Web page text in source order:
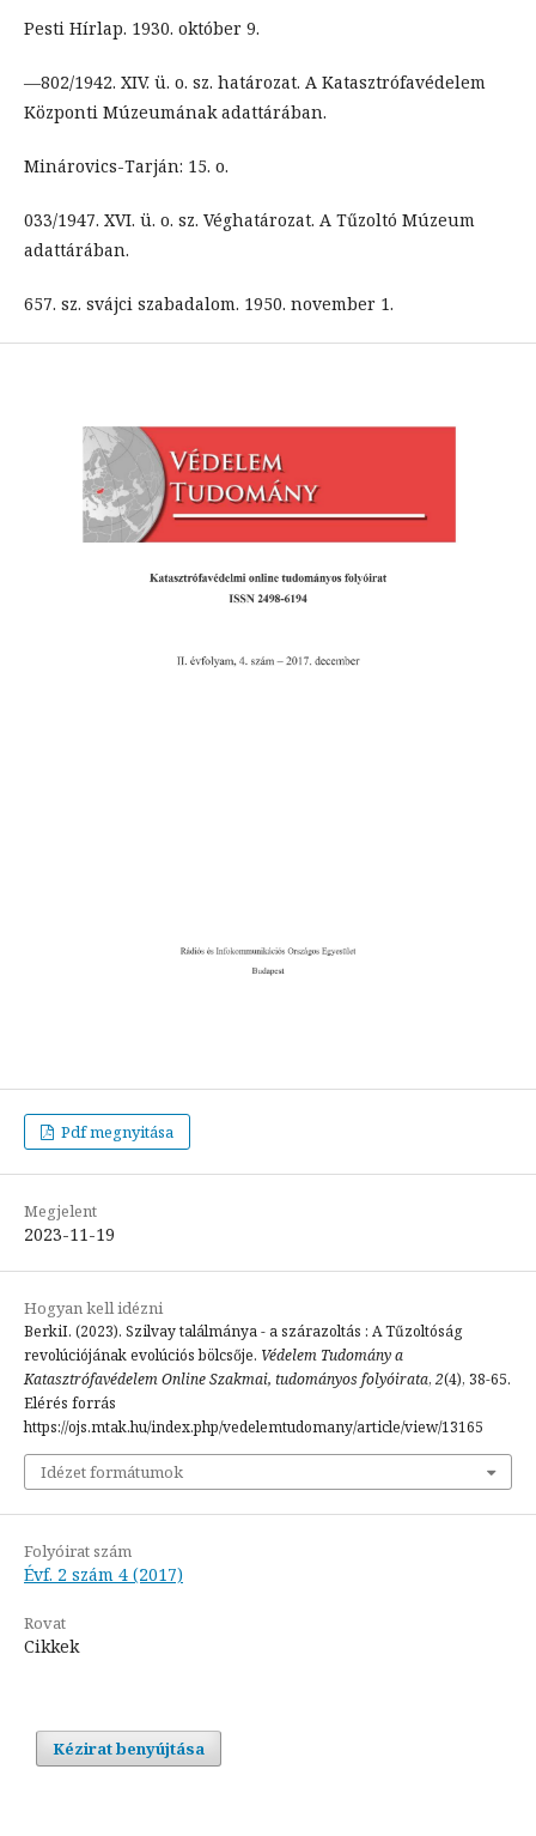
Pesti Hírlap. 1930. október 9.
—802/1942. XIV. ü. o. sz. határozat. A Katasztrófavédelem
Központi Múzeumának adattárában.
Minárovics-Tarján: 15. o.
033/1947. XVI. ü. o. sz. Véghatározat. A Tűzoltó Múzeum
adattárában.
657. sz. svájci szabadalom. 1950. november 1.
Pdf megnyitása
Megjelent
2023-11-19
Hogyan kell idézni
BerkiI. (2023). Szilvay találmánya - a szárazoltás : A Tűzoltóság
revolúciójának evolúciós bölcsője. Védelem Tudomány a
Katasztrófavédelem Online Szakmai, tudományos folyóirata, 2(4), 38-65.
Elérés forrás
https://ojs.mtak.hu/index.php/vedelemtudomany/article/view/13165
Idézet formátumok
Folyóirat szám
Évf. 2 szám 4 (2017)
Rovat
Cikkek
Kézirat benyújtása